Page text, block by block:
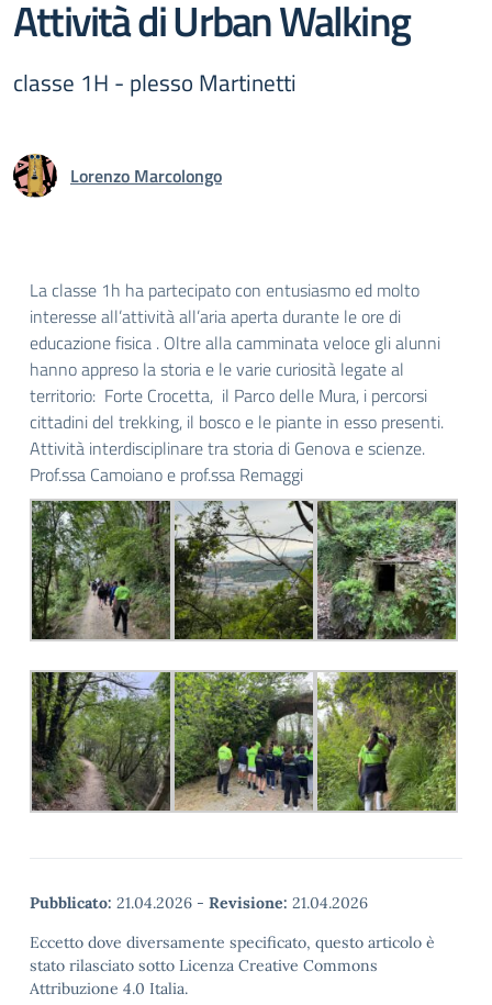
Attività di Urban Walking
classe 1H - plesso Martinetti
Lorenzo Marcolongo
La classe 1h ha partecipato con entusiasmo ed molto
interesse all’attività all’aria aperta durante le ore di
educazione fisica . Oltre alla camminata veloce gli alunni
hanno appreso la storia e le varie curiosità legate al
territorio: Forte Crocetta, il Parco delle Mura, i percorsi
cittadini del trekking, il bosco e le piante in esso presenti.
Attività interdisciplinare tra storia di Genova e scienze.
Prof.ssa Camoiano e prof.ssa Remaggi
Pubblicato: 21.04.2026 - Revisione: 21.04.2026
Eccetto dove diversamente specificato, questo articolo è
stato rilasciato sotto Licenza Creative Commons
Attribuzione 4.0 Italia.